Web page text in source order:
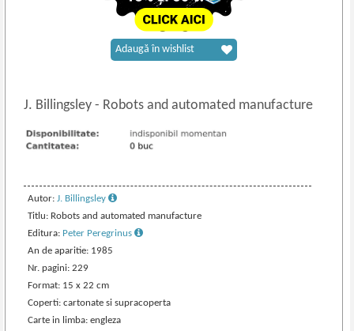
J. Billingsley- Robots and automated manufacture
Autor: J. Billingsley
Titlu: Robots and automated manufacture
Editura: Peter Peregrinus
An de aparitie: 1985
Nr. pagini: 229
Format: 15 x 22 cm
Coperti: cartonate si supracoperta
Carte in limba: engleza
Adaugă în wishlist